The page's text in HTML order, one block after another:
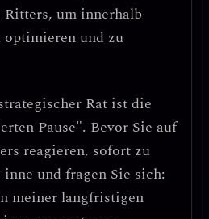
Ritters, um innerhalb
optimieren und zu
Rat ist die
Pause". Bevor Sie auf
reagieren, sofort zu
und fragen Sie sich:
meiner langfristigen